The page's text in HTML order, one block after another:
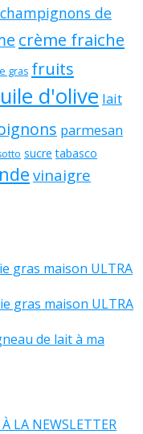
champignons de
crème fraiche
gras fruits
d'olive lait
parmesan
sucre tabasco
vinaigre
gras maison ULTRA
gras maison ULTRA
de lait à ma
LA NEWSLETTER